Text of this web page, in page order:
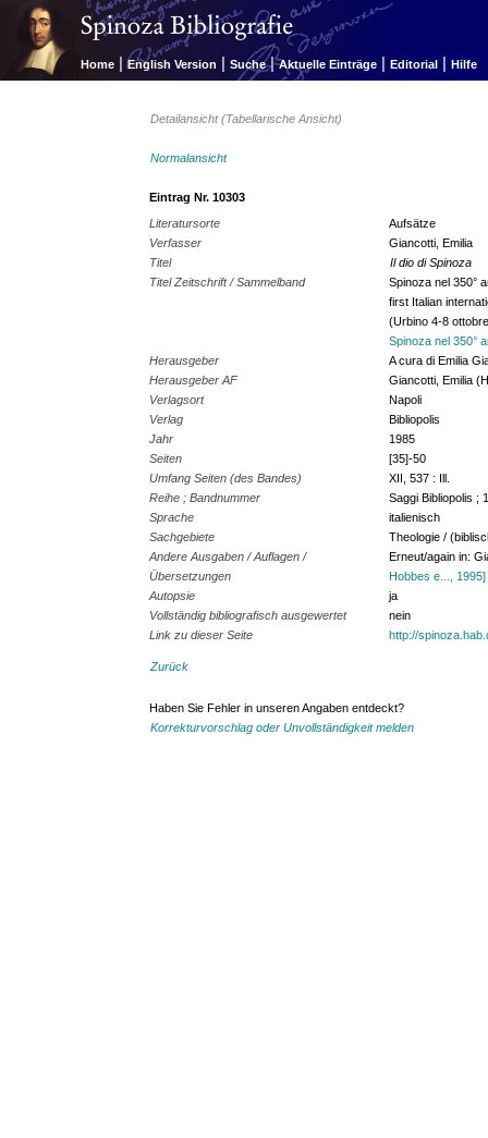
Home | English Version | Suche | Aktuelle Einträge | Editorial | Hilfe
Detailansicht (Tabellarische Ansicht)
Normalansicht
Eintrag Nr. 10303
Literatursorte
Aufsätze
Verfasser
Giancotti, Emilia
Titel
Il dio di Spinoza
Titel Zeitschrift / Sammelband
Spinoza nel 350°
first Italian
(Urbino 4-8
Spinoza nel 350°
Herausgeber
A cura di Emilia
Herausgeber AF
Giancotti, Emilia
Verlagsort
Napoli
Verlag
Bibliopolis
Jahr
1985
Seiten
[35]-50
Umfang Seiten (des Bandes)
XII, 537 : Ill.
Reihe ; Bandnummer
Saggi Bibliopolis ;
Sprache
italienisch
Sachgebiete
Theologie /
Andere Ausgaben / Auflagen /
Übersetzungen
Erneut/again in:
Hobbes e..., 1995]
Autopsie
ja
Vollständig bibliografisch ausgewertet
nein
Link zu dieser Seite
http://
Zurück
Haben Sie Fehler in unseren Angaben entdeckt?
Korrekturvorschlag oder Unvollständigkeit melden